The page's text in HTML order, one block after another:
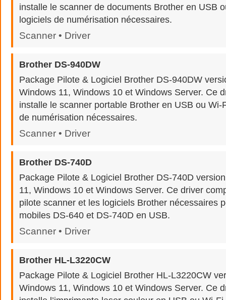
installe le scanner de documents Brother en USB
logiciels de numérisation nécessaires.
Scanner • Driver
Brother DS-940DW
Package Pilote & Logiciel Brother DS-940DW
Windows 11, Windows 10 et Windows Server. Ce
installe le scanner portable Brother en USB ou Wi-
de numérisation nécessaires.
Scanner • Driver
Brother DS-740D
Package Pilote & Logiciel Brother DS-740D
11, Windows 10 et Windows Server. Ce driver
pilote scanner et les logiciels Brother nécessaires
mobiles DS-640 et DS-740D en USB.
Scanner • Driver
Brother HL-L3220CW
Package Pilote & Logiciel Brother HL-L3220CW
Windows 11, Windows 10 et Windows Server. Ce